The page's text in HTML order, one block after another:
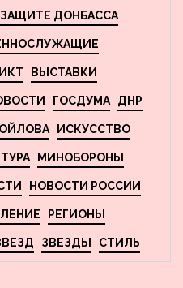
ЗАЩИТЕ ДОНБАССА
ВЫСТАВКИ
ГОСДУМА ДНР
ИСКУССТВО
МИНОБОРОНЫ
НОВОСТИ РОССИИ
РЕГИОНЫ
ЗВЕЗДЫ СТИЛЬ